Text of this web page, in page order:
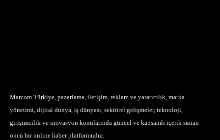
Marcom Türkiye, pazarlama, iletişim, reklam ve yaratıcılık, marka
yönetimi, dijital dünya, iş dünyası, sektörel gelişmeler, teknoloji,
girişimcilik ve inovasyon konularında güncel ve kapsamlı içerik sunan
öncü bir online haber platformudur.